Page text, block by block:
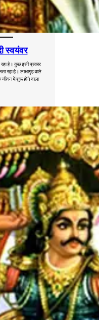
स्वयंवर
रहा हे। कुछ इसी प्रकार
रहा हे। लाक्षागृह वाले
जीवन में शुरू होने वाला